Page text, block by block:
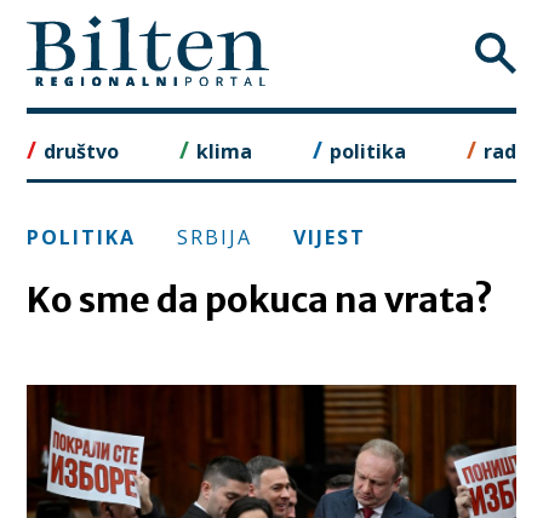
to
content
društvo klima politika rad
POLITIKA SRBIJA VIJEST
Ko sme da pokuca na vrata?